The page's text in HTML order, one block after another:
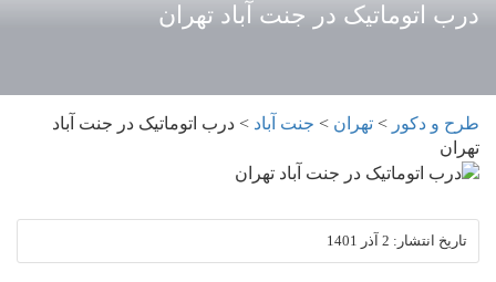
درب اتوماتیک در جنت آباد تهران
طرح و دکور > تهران > جنت آباد > درب اتوماتیک در جنت آباد
تهران
تاریخ انتشار: 2 آذر 1401